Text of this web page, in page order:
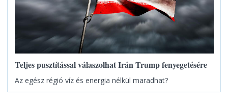
Teljes pusztítással válaszolhat Irán Trump fenyegetésére
Az egész régió víz és energia nélkül maradhat?